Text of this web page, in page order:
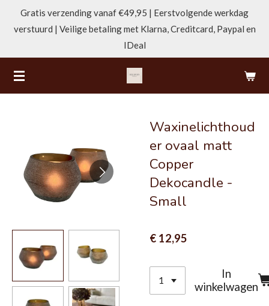
direct
hoofdinhoud
Gratis verzending vanaf €49,95 | Eerstvolgende werkdag
verstuurd | Veilige betaling met Klarna, Creditcard, Paypal en
IDeal
Waxinelichthoud
er ovaal matt
Copper
Dekocandle -
Small
€ 12,95
In
winkelwagen